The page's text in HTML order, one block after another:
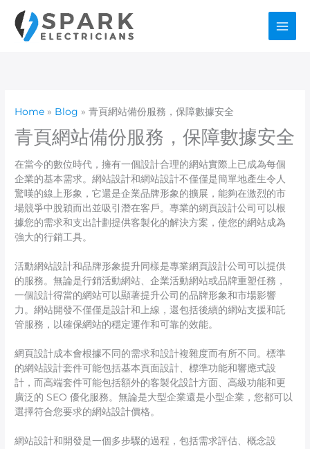
content
Home Blog 青頁網站備份服務，保障數據安全
青頁網站備份服務，保障數據安全
在當今的數位時代，擁有一個設計合理的網站實際上已成為每個
企業的基本需求。網站設計和網站設計不僅僅是簡單地產生令人
驚嘆的線上形象，它還是企業品牌形象的擴展，能夠在激烈的市
場競爭中脫穎而出並吸引潛在客戶。專業的網頁設計公司可以根
據您的需求和支出計劃提供客製化的解決方案，使您的網站成為
強大的行銷工具。
活動網站設計和品牌形象提升同樣是專業網頁設計公司可以提供
的服務。無論是行銷活動網站、企業活動網站或品牌重塑任務，
一個設計得當的網站可以顯著提升公司的品牌形象和市場影響
力。網站開發不僅僅是設計和上線，還包括後續的網站支援和託
管服務，以確保網站的穩定運作和可靠的效能。
網頁設計成本會根據不同的需求和設計複雜度而有所不同。標準
的網站設計套件可能包括基本頁面設計、標準功能和響應式設
計，而高端套件可能包括額外的客製化設計方面、高級功能和更
廣泛的 SEO 優化服務。無論是大型企業還是小型企業，您都可以
選擇符合您要求的網站設計價格。
網站設計和開發是一個多步驟的過程，包括需求評估、概念設